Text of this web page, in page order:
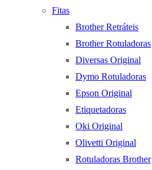
Fitas
Brother Retráteis
Brother Rotuladoras
Diversas Original
Dymo Rotuladoras
Epson Original
Etiquetadoras
Oki Original
Olivetti Original
Rotuladoras Brother